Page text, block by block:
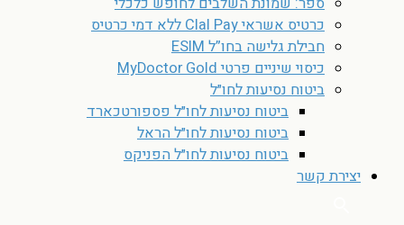
כרטיס אשראי Clal Pay ללא דמי כרטיס
חבילת גלישה בחו”ל ESIM
כיסוי שיניים פרטי MyDoctor Gold
ביטוח נסיעות לחו״ל
ביטוח נסיעות לחו״ל פספורטכארד
ביטוח נסיעות לחו״ל הראל
ביטוח נסיעות לחו״ל הפניקס
יצירת קשר